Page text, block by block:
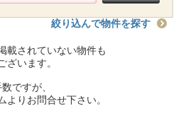
絞り込んで物件を探す
載されていない物件も
ざいます。
ですが、
よりお問合せ下さい。